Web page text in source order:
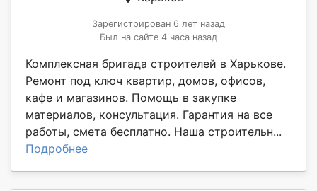
Зарегистрирован 6 лет назад
Был на сайте 4 часа назад
Комплексная бригада строителей в Харькове.
Ремонт под ключ квартир, домов, офисов,
кафе и магазинов. Помощь в закупке
материалов, консультация. Гарантия на все
работы, смета бесплатно. Наша строительн...
Подробнее